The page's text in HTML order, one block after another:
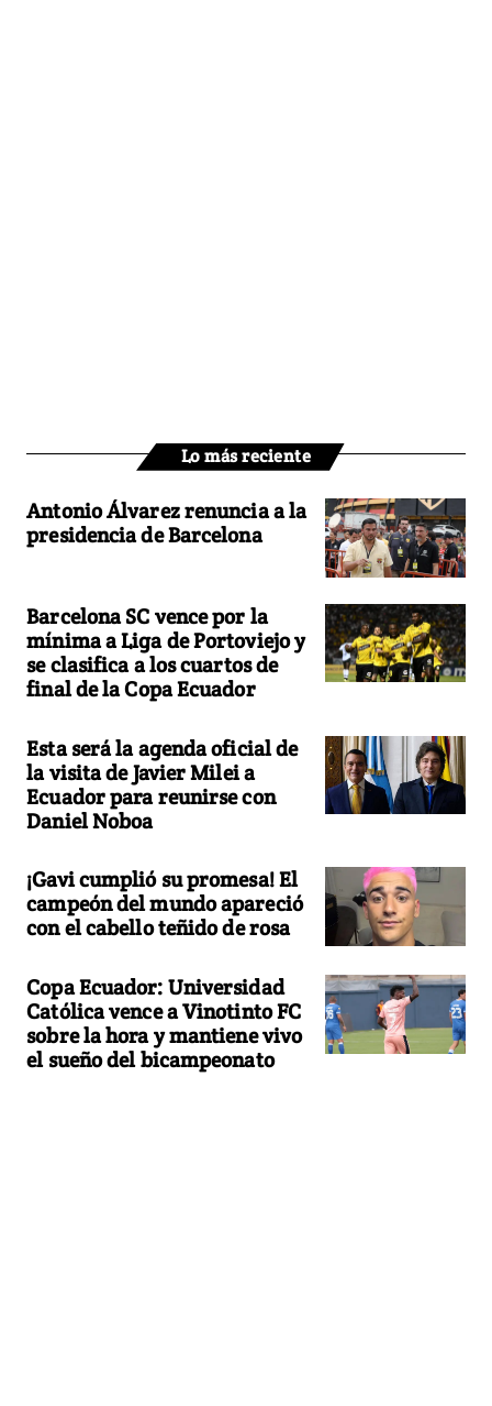
Lo más reciente
Antonio Álvarez renuncia a la
presidencia de Barcelona
Barcelona SC vence por la
mínima a Liga de Portoviejo y
se clasifica a los cuartos de
final de la Copa Ecuador
Esta será la agenda oficial de
la visita de Javier Milei a
Ecuador para reunirse con
Daniel Noboa
¡Gavi cumplió su promesa! El
campeón del mundo apareció
con el cabello teñido de rosa
Copa Ecuador: Universidad
Católica vence a Vinotinto FC
sobre la hora y mantiene vivo
el sueño del bicampeonato